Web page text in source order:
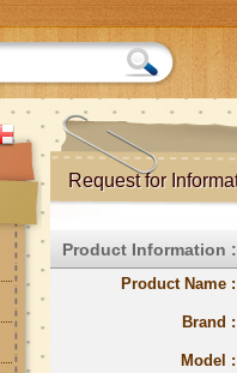
Request for
Product Information :
Product Name :
Brand :
Model :